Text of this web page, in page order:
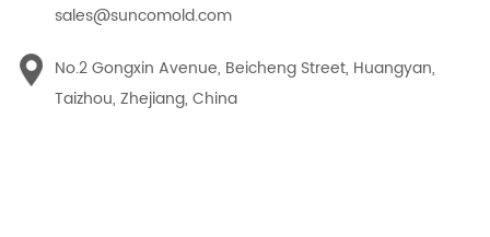
sales@suncomold.com
No.2 Gongxin Avenue, Beicheng Street, Huangyan,
Taizhou, Zhejiang, China